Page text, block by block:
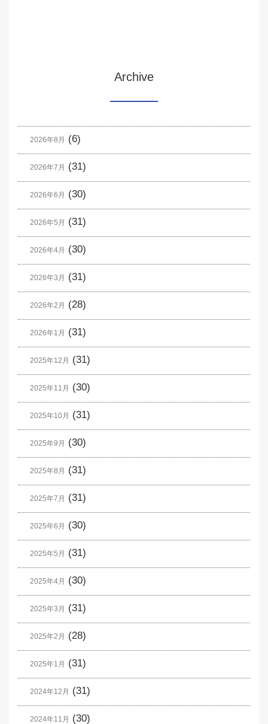
Archive
2026年8月 (6)
2026年7月 (31)
2026年6月 (30)
2026年5月 (31)
2026年4月 (30)
2026年3月 (31)
2026年2月 (28)
2026年1月 (31)
2025年12月 (31)
2025年11月 (30)
2025年10月 (31)
2025年9月 (30)
2025年8月 (31)
2025年7月 (31)
2025年6月 (30)
2025年5月 (31)
2025年4月 (30)
2025年3月 (31)
2025年2月 (28)
2025年1月 (31)
2024年12月 (31)
2024年11月 (30)